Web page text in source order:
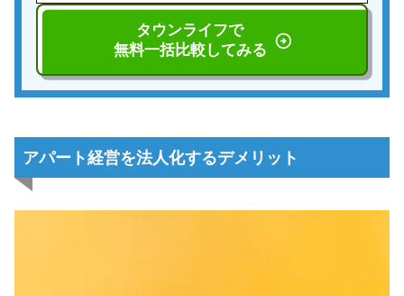
タウンライフで
無料一括比較してみる
アパート経営を法人化するデメリット